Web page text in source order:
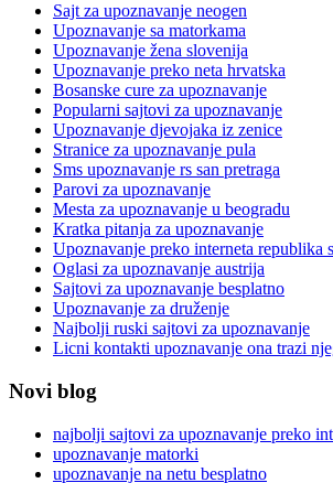
Sajt za upoznavanje neogen
Upoznavanje sa matorkama
Upoznavanje žena slovenija
Upoznavanje preko neta hrvatska
Bosanske cure za upoznavanje
Popularni sajtovi za upoznavanje
Upoznavanje djevojaka iz zenice
Stranice za upoznavanje pula
Sms upoznavanje rs san pretraga
Parovi za upoznavanje
Mesta za upoznavanje u beogradu
Kratka pitanja za upoznavanje
Upoznavanje preko interneta republika
Oglasi za upoznavanje austrija
Sajtovi za upoznavanje besplatno
Upoznavanje za druženje
Najbolji ruski sajtovi za upoznavanje
Licni kontakti upoznavanje ona trazi
Novi blog
najbolji sajtovi za upoznavanje preko
upoznavanje matorki
upoznavanje na netu besplatno